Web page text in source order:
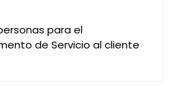
para el
de Servicio al cliente